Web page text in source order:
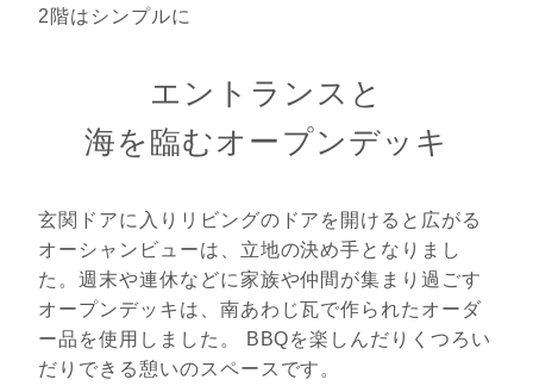
2階はシンプルに
エントランスと
海を臨むオープンデッキ
玄関ドアに入りリビングのドアを開けると広がる
オーシャンビューは、立地の決め手となりまし
た。週末や連休などに家族や仲間が集まり過ごす
オープンデッキは、南あわじ瓦で作られたオーダ
ー品を使用しました。 BBQを楽しんだりくつろい
だりできる憩いのスペースです。